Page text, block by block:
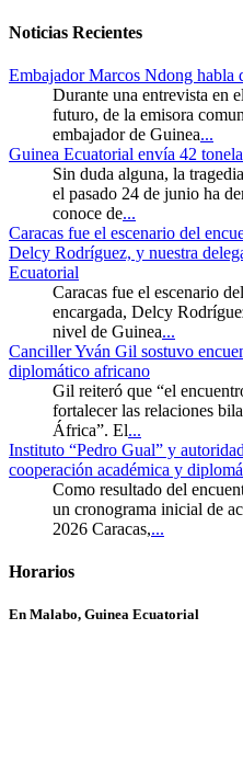
Noticias Recientes
Embajador Marcos Ndong habla
Durante una entrevista en
futuro, de la emisora
embajador de Guinea...
Guinea Ecuatorial envía 42
Sin duda alguna, la
el pasado 24 de junio ha
conoce de...
Caracas fue el escenario del
Delcy Rodríguez, y nuestra
Ecuatorial
Caracas fue el escenario
encargada, Delcy
nivel de Guinea...
Canciller Yván Gil sostuvo
diplomático africano
Gil reiteró que “el
fortalecer las relaciones
África”. El...
Instituto “Pedro Gual” y
cooperación académica y
Como resultado del
un cronograma inicial de
2026 Caracas,...
Horarios
En Malabo, Guinea Ecuatorial